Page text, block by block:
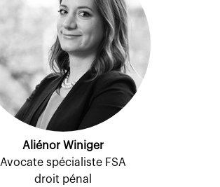
Aliénor Winiger
Avocate spécialiste FSA
droit pénal